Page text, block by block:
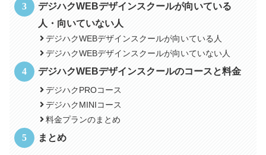
デジハクWEBデザインスクールが向いている
人・向いていない人
デジハクWEBデザインスクールが向いている人
デジハクWEBデザインスクールが向いていない人
デジハクWEBデザインスクールのコースと料金
デジハクPROコース
デジハクMINIコース
料金プランのまとめ
まとめ